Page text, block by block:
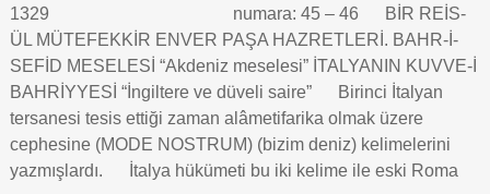
1329 numara: 45 – 46 BİR REİS-
ÜL MÜTEFEKKİR ENVER PAŞA HAZRETLERİ. BAHR-İ-
SEFİD MESELESİ “Akdeniz meselesi” İTALYANIN KUVVE-İ
BAHRİYYESİ “İngiltere ve düveli saire” Birinci İtalyan
tersanesi tesis ettiği zaman alâmetifarika olmak üzere
cephesine (MODE NOSTRUM) (bizim deniz) kelimelerini
yazmışlardı. İtalya hükümeti bu iki kelime ile eski Roma